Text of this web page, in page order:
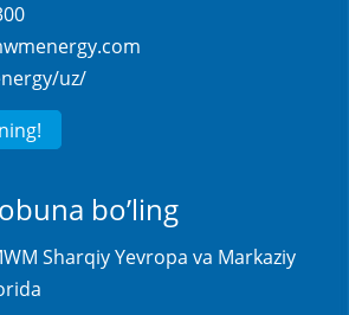
uz/
bo’ling
Sharqiy Yevropa va Markaziy